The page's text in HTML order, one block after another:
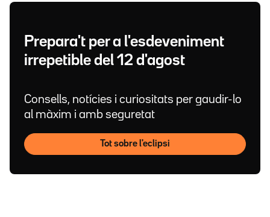
Prepara't per a l'esdeveniment
irrepetible del 12 d'agost
Consells, notícies i curiositats per gaudir-lo
al màxim i amb seguretat
Tot sobre l'eclipsi